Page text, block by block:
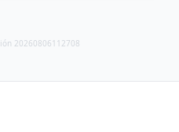
20260806112708